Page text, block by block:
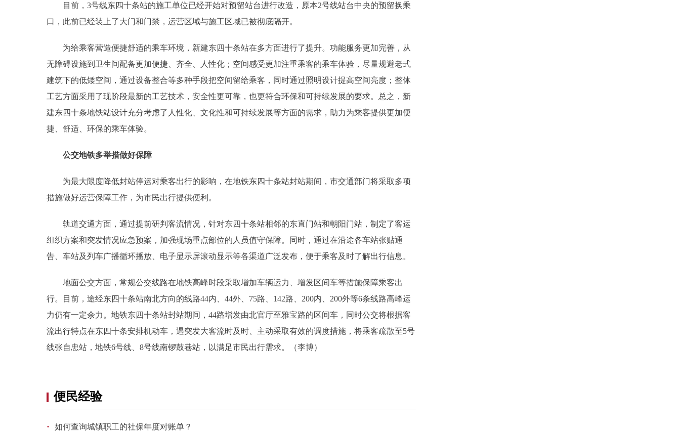
目前，3号线东四十条站的施工单位已经开始对预留站台进行改造，原本2号线站台中央的预留换乘
口，此前已经装上了大门和门禁，运营区域与施工区域已被彻底隔开。
为给乘客营造便捷舒适的乘车环境，新建东四十条站在多方面进行了提升。功能服务更加完善，从
无障碍设施到卫生间配备更加便捷、齐全、人性化；空间感受更加注重乘客的乘车体验，尽量规避老式
建筑下的低矮空间，通过设备整合等多种手段把空间留给乘客，同时通过照明设计提高空间亮度；整体
工艺方面采用了现阶段最新的工艺技术，安全性更可靠，也更符合环保和可持续发展的要求。总之，新
建东四十条地铁站设计充分考虑了人性化、文化性和可持续发展等方面的需求，助力为乘客提供更加便
捷、舒适、环保的乘车体验。
公交地铁多举措做好保障
为最大限度降低封站停运对乘客出行的影响，在地铁东四十条站封站期间，市交通部门将采取多项
措施做好运营保障工作，为市民出行提供便利。
轨道交通方面，通过提前研判客流情况，针对东四十条站相邻的东直门站和朝阳门站，制定了客运
组织方案和突发情况应急预案，加强现场重点部位的人员值守保障。同时，通过在沿途各车站张贴通
告、车站及列车广播循环播放、电子显示屏滚动显示等各渠道广泛发布，便于乘客及时了解出行信息。
地面公交方面，常规公交线路在地铁高峰时段采取增加车辆运力、增发区间车等措施保障乘客出
行。目前，途经东四十条站南北方向的线路44内、44外、75路、142路、200内、200外等6条线路高峰运
力仍有一定余力。地铁东四十条站封站期间，44路增发由北官厅至雅宝路的区间车，同时公交将根据客
流出行特点在东四十条安排机动车，遇突发大客流时及时、主动采取有效的调度措施，将乘客疏散至5号
线张自忠站，地铁6号线、8号线南锣鼓巷站，以满足市民出行需求。（李博）
便民经验
· 如何查询城镇职工的社保年度对账单？